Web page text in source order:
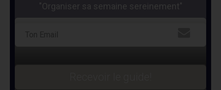
"Organiser sa semaine sereinement"